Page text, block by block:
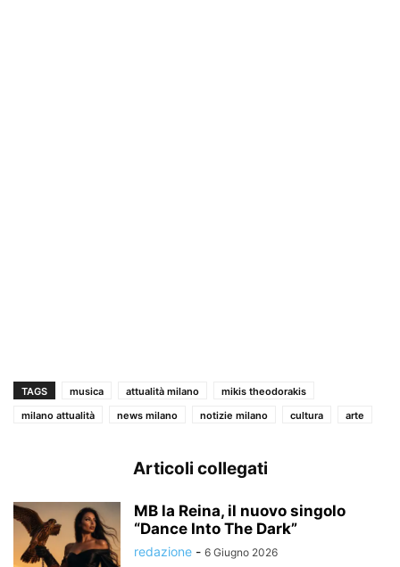
TAGS musica attualità milano
mikis theodorakis
milano attualità
news milano notizie milano cultura arte
Articoli collegati
MB la Reina, il nuovo singolo
“Dance Into The Dark”
redazione - 6 Giugno 2026